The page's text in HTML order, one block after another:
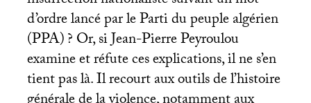
d’ordre lancé par le Parti du peuple algérien
(PPA)? Or, si Jean-Pierre Peyroulou
examine et réfute ces explications, il ne s’en
tient pas là. Il recourt aux outils de l’histoire